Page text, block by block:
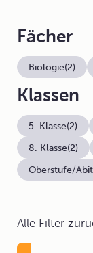
Alle Filter
Fächer
Biologie(2)
Klassen
5. Klasse(2)
8. Klasse(2)
Oberstufe/